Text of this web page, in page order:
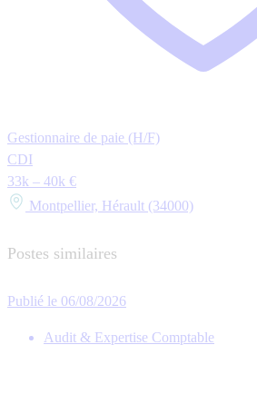
Gestionnaire de paie (H/F)
CDI
33k – 40k €
Montpellier, Hérault (34000)
Postes similaires
Publié le 06/08/2026
Audit & Expertise Comptable